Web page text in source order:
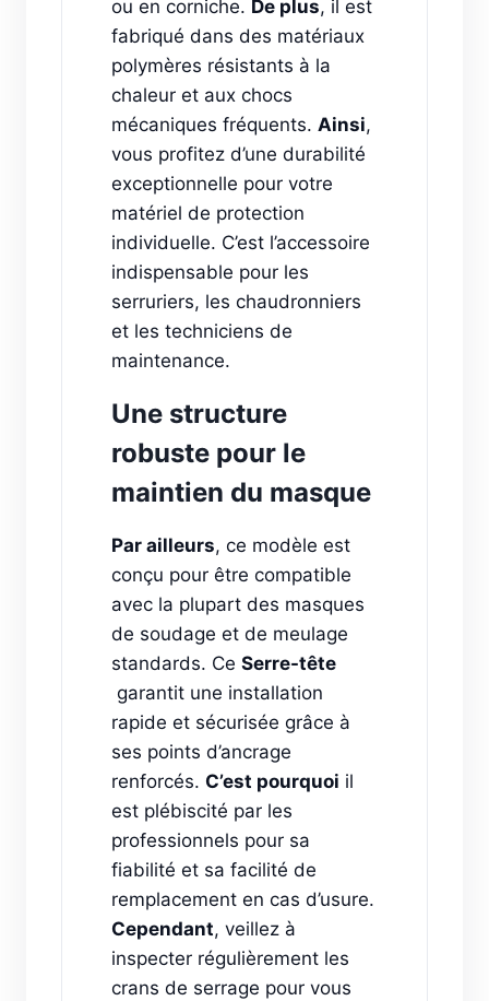
ou en corniche. De plus, il est
fabriqué dans des matériaux
polymères résistants à la
chaleur et aux chocs
mécaniques fréquents. Ainsi,
vous profitez d’une durabilité
exceptionnelle pour votre
matériel de protection
individuelle. C’est l’accessoire
indispensable pour les
serruriers, les chaudronniers
et les techniciens de
maintenance.
Une structure
robuste pour le
maintien du masque
Par ailleurs, ce modèle est
conçu pour être compatible
avec la plupart des masques
de soudage et de meulage
standards. Ce Serre-tête
garantit une installation
rapide et sécurisée grâce à
ses points d’ancrage
renforcés. C’est pourquoi il
est plébiscité par les
professionnels pour sa
fiabilité et sa facilité de
remplacement en cas d’usure.
Cependant, veillez à
inspecter régulièrement les
crans de serrage pour vous